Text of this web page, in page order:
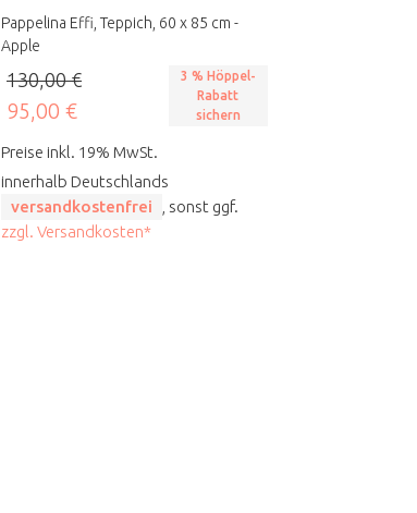
Pappelina Effi, Teppich, 60 x 85 cm -
Apple
130,00 €
95,00 €
3 % Höppel-
Rabatt
sichern
Preise inkl. 19% MwSt.
innerhalb Deutschlands
versandkostenfrei
, sonst ggf.
zzgl. Versandkosten*